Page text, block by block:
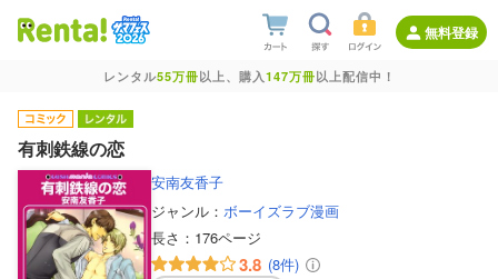
無料登録
レンタル55万冊以上、購入147万冊以上配信中！
有刺鉄線の恋
安南友香子
ジャンル： ボーイズラブ漫画
長さ： 176ページ
3.8 (8件)